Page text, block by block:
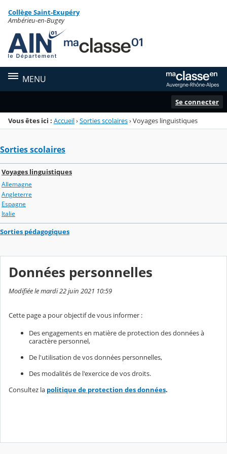
Menu de la rubrique
Contenu
Collège Saint-Exupéry
Ambérieu-en-Bugey
MENU
Se connecter
Vous êtes ici : Accueil›Sorties scolaires›Voyages linguistiques
Sorties scolaires
Voyages linguistiques
Allemagne
Angleterre
Espagne
Italie
Sorties pédagogiques
Données personnelles
Modifiée le mardi 22 juin 2021 10:59
Cette page a pour objectif de vous informer :
Des engagements en matière de protection des données à
caractère personnel,
De l'utilisation de vos données personnelles,
Des modalités de l'exercice de vos droits.
Consultez la politique de protection des données.